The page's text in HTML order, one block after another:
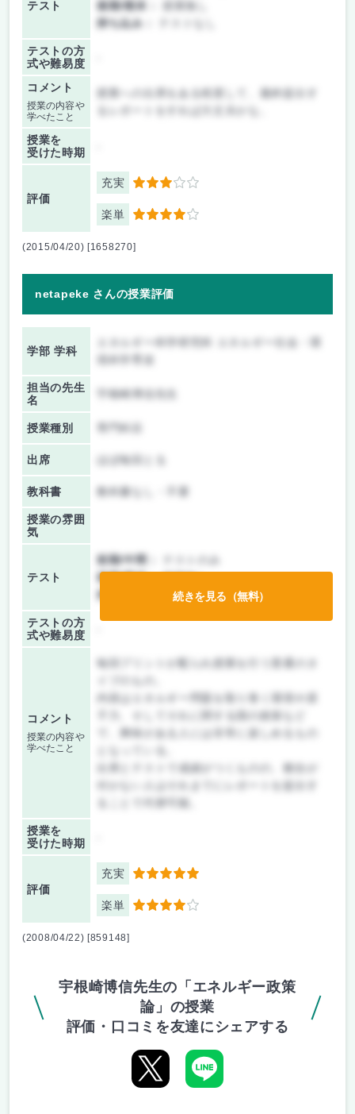
テスト 後期/期末：
授業無し
持ち込み：
テストの方
式や難易度
コメント
授業の内容や
学べたこと
授業への出席をある程度して、最終提出す
授業を
受けた時期
評価
充実 3
楽単 4
(2015/04/20) [1658270]
netapeke さんの授業評価
学部 学科
エネルギー科学研究科 エネルギー社会・環
担当の先生
名
宇根崎博信先生
授業種別
出席 ほぼ毎回とる
教科書 教科書なし・不要
授業の雰囲
気
テスト
前期/中間：
後期/期末：
教科書ノート持ち込み不可
テストの方
式や難易度
コメント
授業の内容や
学べたこと
毎回プリントが配られ授業を行う普通のタ
で、興味がある人には非常に楽しめるもの
出席とテストで成績がつくものの、都合が
授業を
受けた時期
評価
充実 5
楽単 4
続きを見る（無料）
(2008/04/22) [859148]
宇根崎博信先生の「エネルギー政策
論」の授業
評価・口コミを友達にシェアする